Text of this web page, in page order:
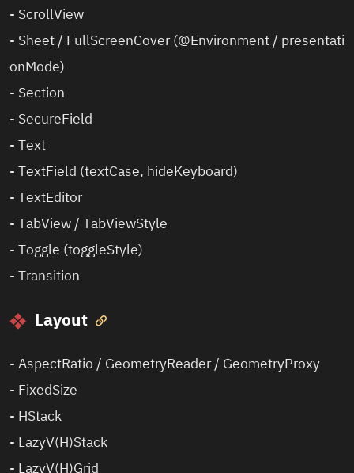
- ScrollView
- Sheet / FullScreenCover (@Environment / presentati
onMode)
- Section
- SecureField
-Text
-TextField (textCase, hideKeyboard)
-TextEditor
-TabView / TabViewStyle
-Toggle (toggleStyle)
-Transition
Layout 
-AspectRatio / GeometryReader / GeometryProxy
- FixedSize
- HStack
- LazyV(H)Stack
- LazyV(H)Grid